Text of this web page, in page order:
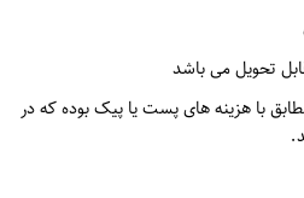
تحویل می باشد
با هزینه های پست یا پیک بوده که در